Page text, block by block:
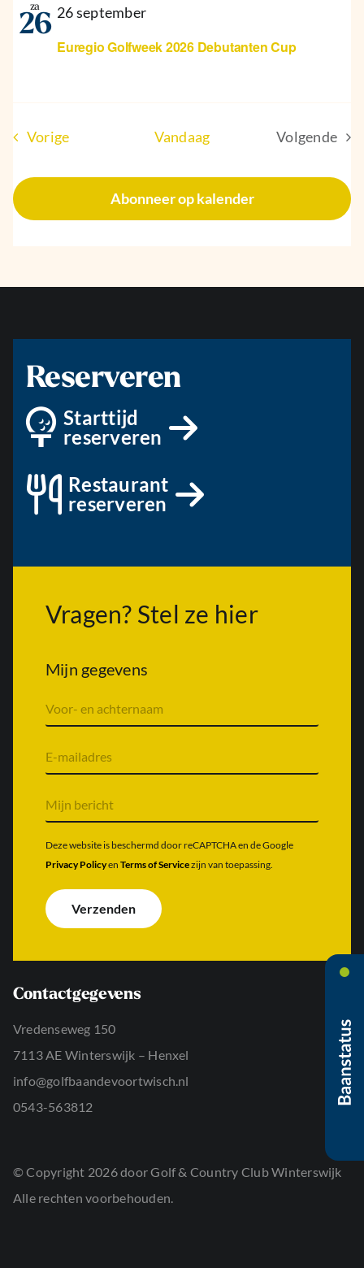
za
26
Euregio Golfweek 2026 Debutanten Cup
26 september
VorigeEvenementenVandaag
Volgende
Abonneer op kalender
Reserveren
Starttijd
reserveren
Restaurant
reserveren
Vragen? Stel ze hier
Mijn gegevens
o
o
n
a
m
&
c
h
e
r
a
*
-
m
i
l
a
r
s
*
i
j
n
e
i
c
*
Deze website is beschermd door reCAPTCHA en de Google
Privacy Policyen Terms of Servicezijn van toepassing.
Verzenden
Contactgegevens
Vredenseweg 150
7113 AE Winterswijk – Henxel
info@golfbaandevoortwisch.nl
0543-563812
© Copyright 2026 door Golf & Country Club Winterswijk
Alle rechten voorbehouden.